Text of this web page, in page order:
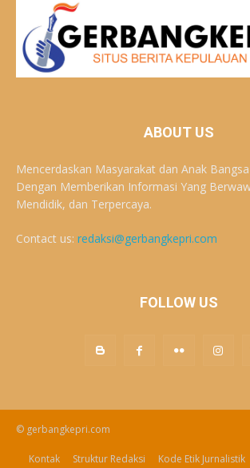
ABOUT US
Mencerdaskan Masyarakat dan Anak
Dengan Memberikan Informasi Yang
Mendidik, dan Terpercaya.
Contact us: redaksi@gerbangkepri.com
FOLLOW US
© gerbangkepri.com
Kontak Struktur Redaksi Kode Etik Jurnalistik